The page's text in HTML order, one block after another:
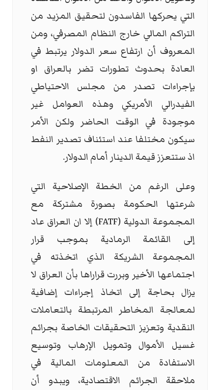
التي يحركها الفاسدون لتحقيق المزيد من
التراكم المالي خارج النظام المصرفي، ومن
المعروف أن ارتفاع سعر الدولار يرتبط في
العادة بحدوث تطورات تضر بالعراق او
بإجراءات تصدر من مجلس الاحتياطي
الفيدرالي الأمريكي وهذه العوامل غير
موجودة في الوقت الحاضر ولكن الأمر
سيكون مختلفا عند استئناف تصدير النفط
اذ ستتعزز قيمة الدينار أمام الدولار.
وعلى الرغم من الخطة الإصلاحية التي
شرعتها الحكومة بصورة مشتركة مع
المجموعة الدولية (FATF) إلا ان العراق عاد
إلى القائمة الرمادية بموجب قرار
المجموعة الشريكة الذي اتخذته في
اجتماعها الأخير وبررت قراراها بأن العراق لا
يزال بحاجة إلى اتخاذ إجراءات إضافية
لمعالجة المخاطر المرتبطة بالتعاملات
النقدية وتعزيز التحقيقات الخاصة بجرائم
غسيل الأموال وتمويل الإرهاب وتوسيع
الاستفادة من المعلومات المالية في
ملاحقة الجرائم الاقتصادية، ويبدو أن